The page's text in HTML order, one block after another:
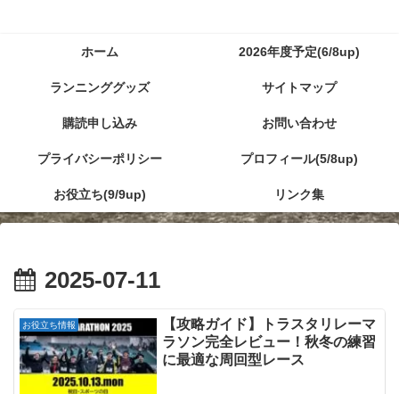
ホーム 2026年度予定(6/8up)
ランニンググッズ サイトマップ
購読申し込み お問い合わせ
プライバシーポリシー プロフィール(5/8up)
お役立ち(9/9up) リンク集
2025-07-11
お役立ち情報
【攻略ガイド】トラスタリレーマ
ラソン完全レビュー！秋冬の練習
に最適な周回型レース